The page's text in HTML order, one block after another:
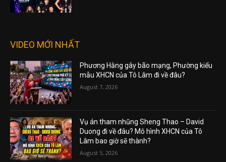
VIDEO MỚI NHẤT
Phương Hằng gây bão mạng, Phường kiểu
mẫu XHCN của Tô Lâm đi về đâu?
August 7, 2026
Vụ án tham nhũng Sheng Thao – David
Duong đi về đâu? Mô hình XHCN của Tô
Lâm bao giờ sẽ thành?
August 5, 2026